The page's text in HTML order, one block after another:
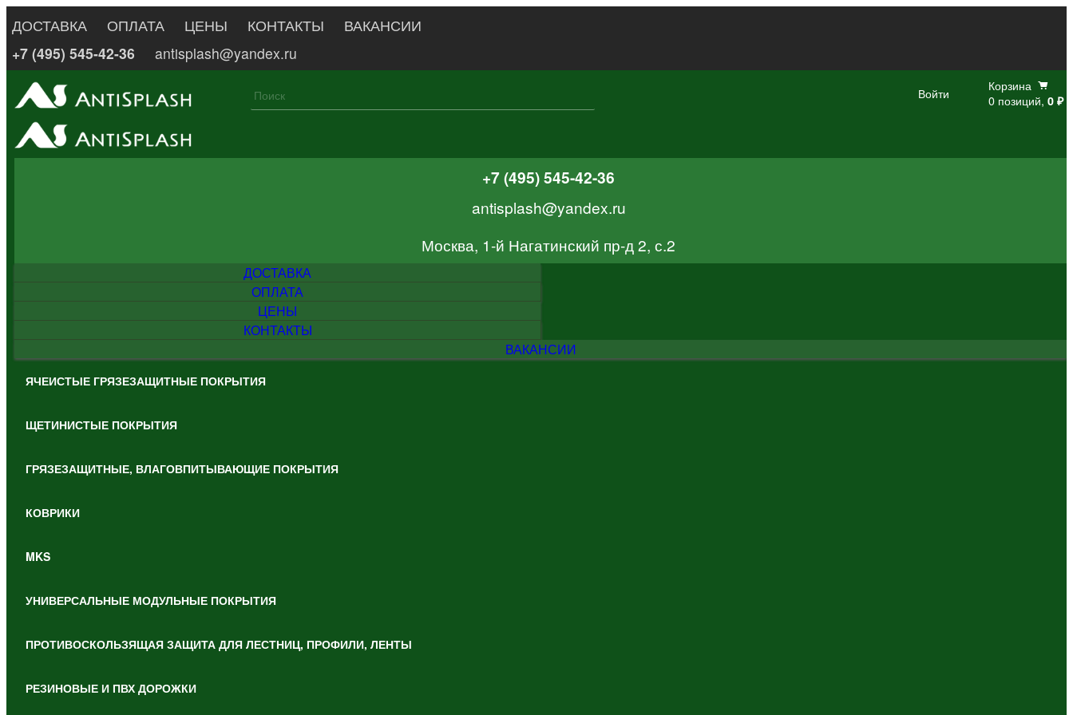
ДОСТАВКА ОПЛАТА ЦЕНЫ КОНТАКТЫ
ВАКАНСИИ
+7 (495) 545-42-36
antisplash@yandex.ru
Войти
Корзина
0 позиций, 0 ₽
+7 (495) 545-42-36
antisplash@yandex.ru
Москва, 1-й Нагатинский пр-д 2, с.2
ДОСТАВКА
ОПЛАТА
ЦЕНЫ
КОНТАКТЫ
ВАКАНСИИ
ЯЧЕИСТЫЕ ГРЯЗЕЗАЩИТНЫЕ ПОКРЫТИЯ
ЩЕТИНИСТЫЕ ПОКРЫТИЯ
ГРЯЗЕЗАЩИТНЫЕ, ВЛАГОВПИТЫВАЮЩИЕ ПОКРЫТИЯ
КОВРИКИ
MKS
УНИВЕРСАЛЬНЫЕ МОДУЛЬНЫЕ ПОКРЫТИЯ
ПРОТИВОСКОЛЬЗЯЩАЯ ЗАЩИТА ДЛЯ ЛЕСТНИЦ, ПРОФИЛИ, ЛЕНТЫ
РЕЗИНОВЫЕ И ПВХ ДОРОЖКИ